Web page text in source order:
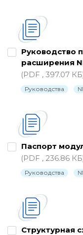
Руководства
Сертификаты и
Схемы
Утилиты,
Руководство
расширения
(PDF , 397.07
Руководства
Паспорт
(PDF , 236.86
Руководства
Структурная